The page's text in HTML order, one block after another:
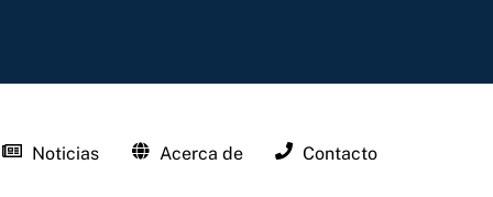
Noticias Acerca de Contacto